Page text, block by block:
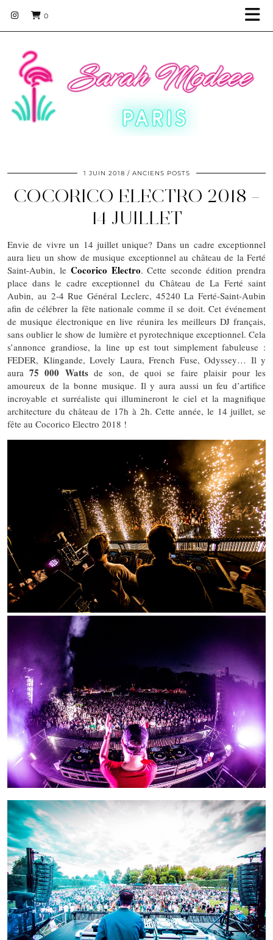
0
1 JUIN 2018 ANCIENS POSTS
COCORICO ELECTRO 2018 –
14 JUILLET
Envie de vivre un 14 juillet unique? Dans un cadre exceptionnel
aura lieu un show de musique exceptionnel au château de la Ferté
Saint-Aubin, le Cocorico Electro. Cette seconde édition prendra
place dans le cadre exceptionnel du Château de La Ferté saint
Aubin, au 2-4 Rue Général Leclerc, 45240 La Ferté-Saint-Aubin
afin de célébrer la fête nationale comme il se doit. Cet événement
de musique électronique en live réunira les meilleurs DJ français,
sans oublier le show de lumière et pyrotechnique exceptionnel. Cela
s’annonce grandiose, la line up est tout simplement fabuleuse :
FEDER, Klingande, Lovely Laura, French Fuse, Odyssey… Il y
aura75 000 Wattsde son, de quoi se faire plaisir pour les
amoureux de la bonne musique. Il y aura aussi un feu d’artifice
incroyable et surréaliste qui illumineront le ciel et la magnifique
architecture du château de 17h à 2h. Cette année, le 14 juillet, se
fête au Cocorico Electro 2018 !